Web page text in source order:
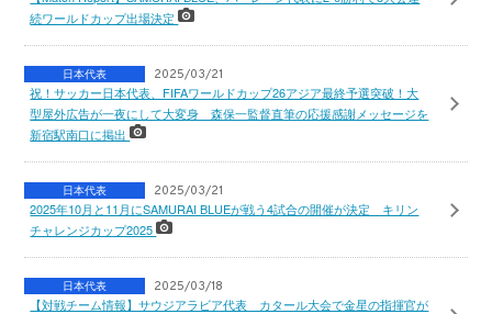
続ワールドカップ出場決定
日本代表 2025/03/21
祝！サッカー日本代表、FIFAワールドカップ26アジア最終予選突破！大
型屋外広告が一夜にして大変身 森保一監督直筆の応援感謝メッセージを
新宿駅南口に掲出
日本代表 2025/03/21
2025年10月と11月にSAMURAI BLUEが戦う4試合の開催が決定 キリン
チャレンジカップ2025
日本代表 2025/03/18
【対戦チーム情報】サウジアラビア代表 カタール大会で金星の指揮官が